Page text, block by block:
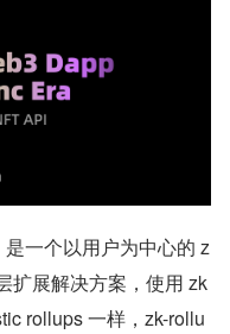
一个以用户为中心的 z
扩展解决方案，使用 zk
rollups 一样，zk-rollu